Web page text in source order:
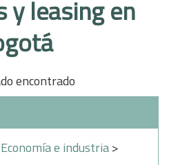
y leasing en
encontrado
Economía e industria>